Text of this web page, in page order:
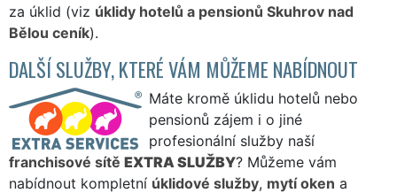
za úklid (viz úklidy hotelů a pensionů Skuhrov nad
Bělou ceník).
DALŠÍ SLUŽBY, KTERÉ VÁM MŮŽEME NABÍDNOUT
Máte kromě úklidu hotelů nebo
pensionů zájem i o jiné
profesionální služby naší
franchisové sítě EXTRA SLUŽBY? Můžeme vám
nabídnout kompletní úklidové služby, mytí oken a